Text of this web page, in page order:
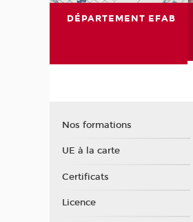
DÉPARTEMENT EFAB
Nos formations
UE à la carte
Certificats
Licence